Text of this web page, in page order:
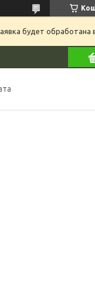
будет обработана